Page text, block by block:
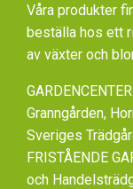
Våra produkter
beställa hos ett
av växter och
Granngården,
Sveriges
FRISTÅENDE
och